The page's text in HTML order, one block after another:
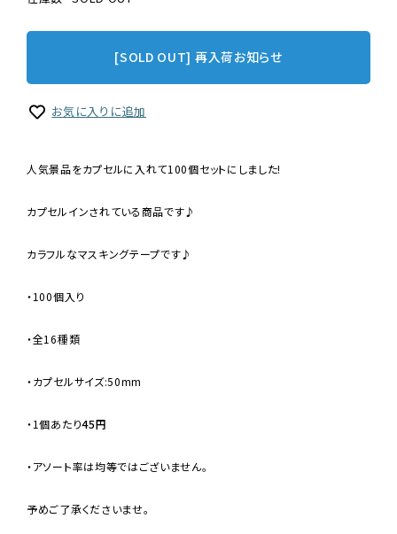
[SOLD OUT] 再入荷お知らせ
お気に入りに追加
人気景品をカプセルに入れて100個セットにしました!
カプセルインされている商品です♪
カラフルなマスキングテープです♪
・100個入り
・全16種類
・カプセルサイズ:50mm
・1個あたり45円
・アソート率は均等ではございません。
予めご了承くださいませ。